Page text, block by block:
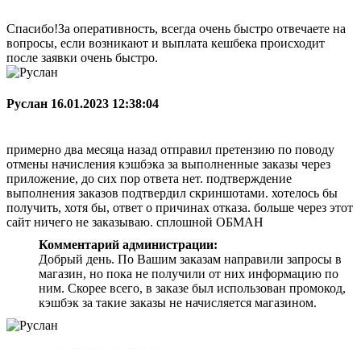
Спасибо!За оперативность, всегда очень быстро отвечаете на
вопросы, если возникают и выплата кешбека происходит
после заявки очень быстро.
Руслан 16.01.2023 12:38:04
примерно два месяца назад отправил претензию по поводу
отмены начисления кэшбэка за выполненные заказы через
приложение, до сих пор ответа нет. подтверждение
выполнения заказов подтвердил скриншотами. хотелось бы
получить, хотя бы, ответ о причинах отказа. больше через этот
сайт ничего не заказываю. сплошной ОБМАН
Комментарий администрации:
Добрый день. По Вашим заказам направили запросы в
магазин, но пока не получили от них информацию по
ним. Скорее всего, в заказе был использован промокод,
кэшбэк за такие заказы не начисляется магазином.